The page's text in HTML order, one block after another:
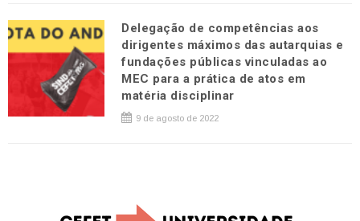
Delegação de competências aos
dirigentes máximos das autarquias e
fundações públicas vinculadas ao
MEC para a prática de atos em
matéria disciplinar
9 de agosto de 2022